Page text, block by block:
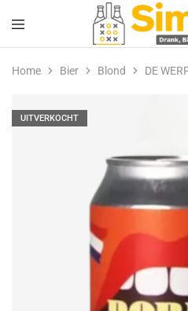
Simonsdrank.nl
Drank,
Bier
&
Home Bier Blond DE
UITVERKOCHT